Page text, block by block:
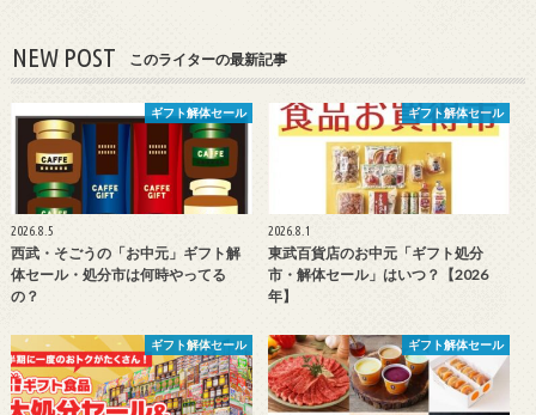
NEW POST このライターの最新記事
ギフト解体セール
2026.8.5
西武・そごうの「お中元」ギフト解
体セール・処分市は何時やってる
の？
ギフト解体セール
2026.8.1
東武百貨店のお中元「ギフト処分
市・解体セール」はいつ？【2026
年】
ギフト解体セール ギフト解体セール